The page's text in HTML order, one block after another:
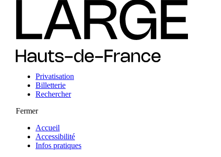
Privatisation
Billetterie
Rechercher
Fermer
Accueil
Accessibilité
Infos pratiques